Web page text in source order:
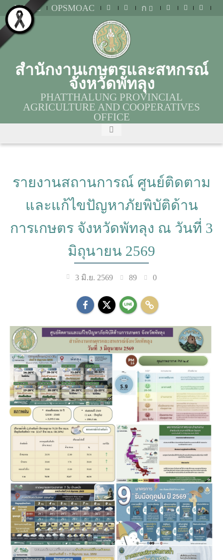
MOAC OPSMOAC ก
สำนักงานเกษตรและสหกรณ์
จังหวัดพัทลุง
PHATTHALUNG PROVINCIAL
AGRICULTURE AND COOPERATIVES
OFFICE
รายงานสถานการณ์ ศูนย์ติดตาม
และแก้ไขปัญหาภัยพิบัติด้าน
การเกษตร จังหวัดพัทลุง ณ วันที่ 3
มิถุนายน 2569
3 มิ.ย. 2569 89 0